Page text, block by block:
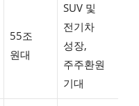
55조
원대
SUV 및
전기차
성장,
주주환원
기대